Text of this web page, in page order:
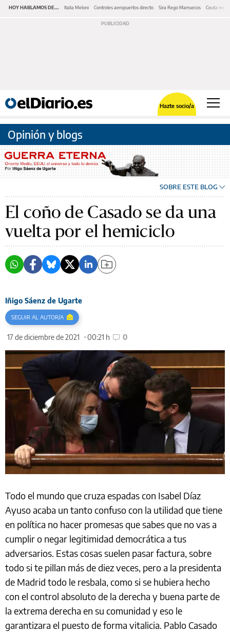
HOY HABLAMOS DE... Italia Meloni Controles aeropuertos directo Sira Rego Marruecos Ceuta
Hazte socio/a
Opinión y blogs
SOBRE ESTE BLOG
El coño de Casado se da una
vuelta por el hemiciclo
Iñigo Sáenz de Ugarte
17 de diciembre de 2021 00:21 h 0
SEGUIR AL AUTOR/A
Todo el mundo que cruza espadas con Isabel Díaz
Ayuso acaba un tanto confuso con la utilidad que tiene
en política no hacer promesas que sabes que no vas a
cumplir o negar legitimidad democrática a tus
adversarios. Estas cosas suelen pasar factura, sobre
todo si te pillan más de diez veces, pero a la presidenta
de Madrid todo le resbala, como si se hubiera hecho
con el control absoluto de la derecha y buena parte de
la extrema derecha en su comunidad y eso le
garantizara el puesto de forma vitalicia. Pablo Casado